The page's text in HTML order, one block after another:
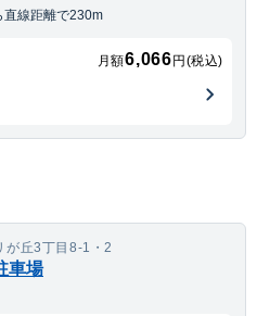
直線距離で230m
月額6,066 円(税込)
が丘3丁目8-1・2
車場